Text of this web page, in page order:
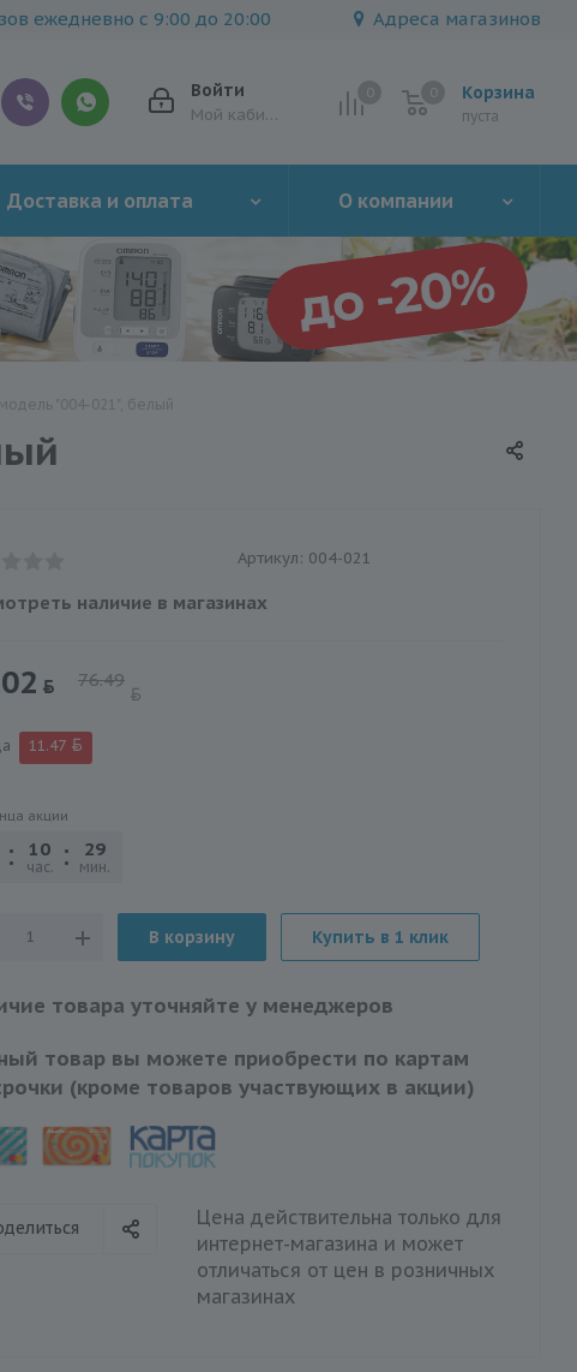
ежедневно с 9:00 до 20:00 Адреса магазинов
Корзина
пуста
Войти
Мой кабинет
Доставка и оплата О компании
Артикул: 004-021
наличие в магазинах
76.49
11.47
акции
10
час.
29
мин.
В корзину Купить в 1 клик
товара уточняйте у менеджеров
товар вы можете приобрести по картам
(кроме товаров участвующих в акции)
Цена действительна только для
интернет-магазина и может
отличаться от цен в розничных
магазинах